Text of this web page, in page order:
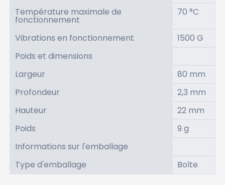
Température maximale de
fonctionnement
70 °C
Vibrations en fonctionnement
1500 G
Poids et dimensions
Largeur
80 mm
Profondeur
2,3 mm
Hauteur
22 mm
Poids
9 g
Informations sur l'emballage
Type d'emballage
Boîte